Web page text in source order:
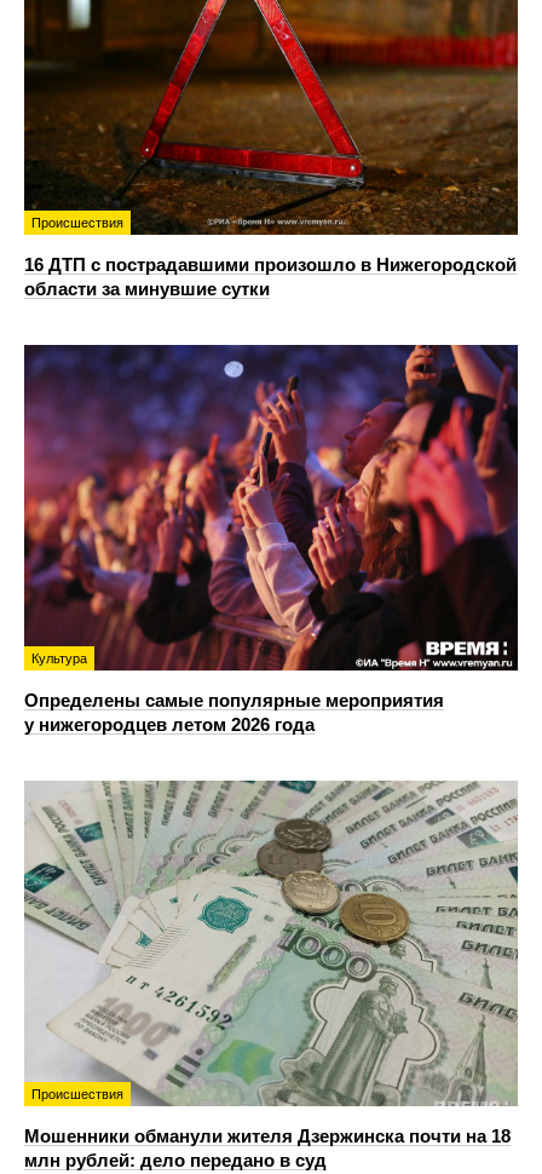
Происшествия
16 ДТП с пострадавшими произошло в Нижегородской
области за минувшие сутки
Культура
Определены самые популярные мероприятия
у нижегородцев летом 2026 года
Происшествия
Мошенники обманули жителя Дзержинска почти на 18
млн рублей: дело передано в суд